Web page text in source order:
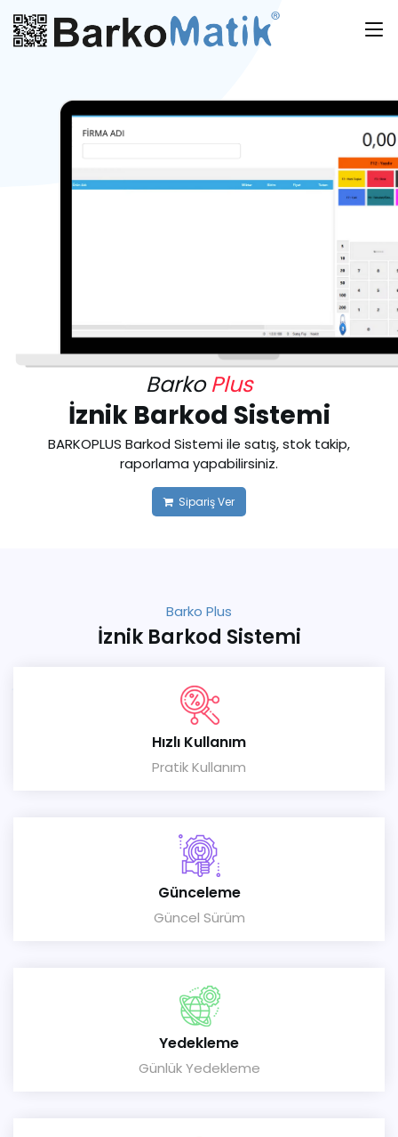
BarkoPlus
İznik Barkod Sistemi
BARKOPLUS Barkod Sistemi ile satış, stok takip,
raporlama yapabilirsiniz.
Sipariş Ver
Barko Plus
İznik Barkod Sistemi
Hızlı Kullanım
Pratik Kullanım
Günceleme
Güncel Sürüm
Yedekleme
Günlük Yedekleme